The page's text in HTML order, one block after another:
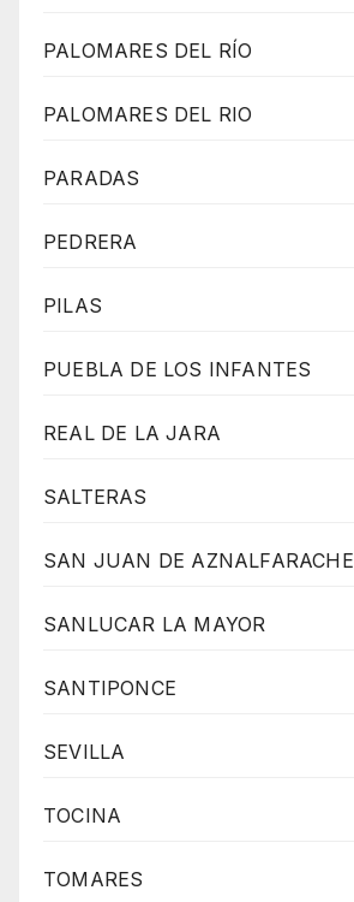
PALOMARES DEL RÍO
PALOMARES DEL RIO
PARADAS
PEDRERA
PILAS
PUEBLA DE LOS INFANTES
REAL DE LA JARA
SALTERAS
SAN JUAN DE AZNALFARACHE
SANLUCAR LA MAYOR
SANTIPONCE
SEVILLA
TOCINA
TOMARES